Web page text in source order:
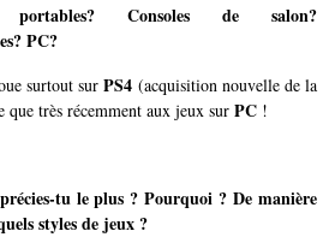
portables? Consoles de salon?
PC?
surtout surPS4 (acquisition nouvelle de la
très récemment aux jeux sur PC !
tu le plus ? Pourquoi ? De manière
styles de jeux ?